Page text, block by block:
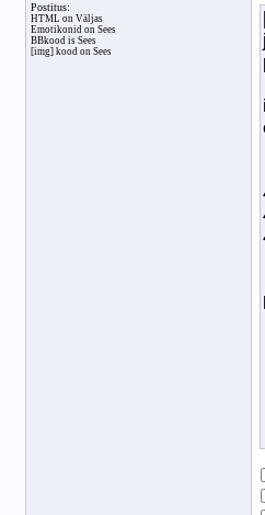
Postitus:
HTML on Väljas
Emotikonid on Sees
BBkoodis Sees
[img] kood on Sees